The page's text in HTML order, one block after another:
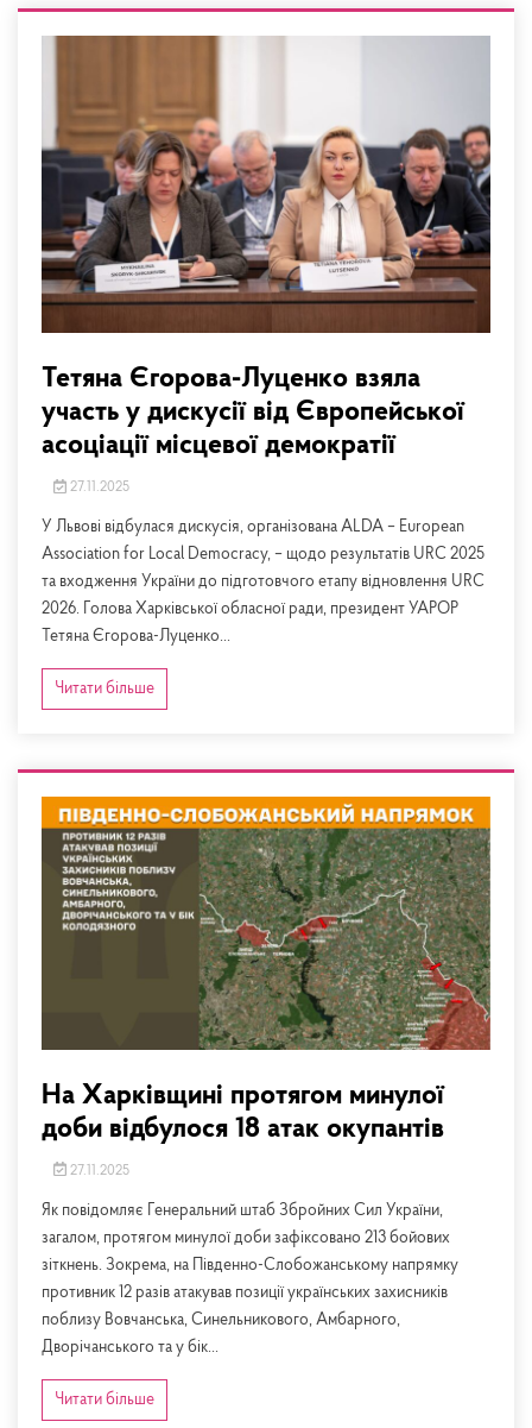
Тетяна Єгорова-Луценко взяла
участь у дискусії від Європейської
асоціації місцевої демократії
27.11.2025
У Львові відбулася дискусія, організована ALDA – European
Association for Local Democracy, – щодо результатів URC 2025
та входження України до підготовчого етапу відновлення URC
2026. Голова Харківської обласної ради, президент УАРОР
Тетяна Єгорова-Луценко...
Читати більше
На Харківщині протягом минулої
доби відбулося 18 атак окупантів
27.11.2025
Як повідомляє Генеральний штаб Збройних Сил України,
загалом, протягом минулої доби зафіксовано 213 бойових
зіткнень. Зокрема, на Південно-Слобожанському напрямку
противник 12 разів атакував позиції українських захисників
поблизу Вовчанська, Синельникового, Амбарного,
Дворічанського та у бік...
Читати більше